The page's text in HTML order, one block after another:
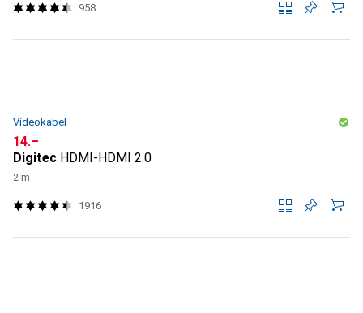
958
Videokabel
CHF
14.–
Digitec HDMI-HDMI 2.0
2 m
1916